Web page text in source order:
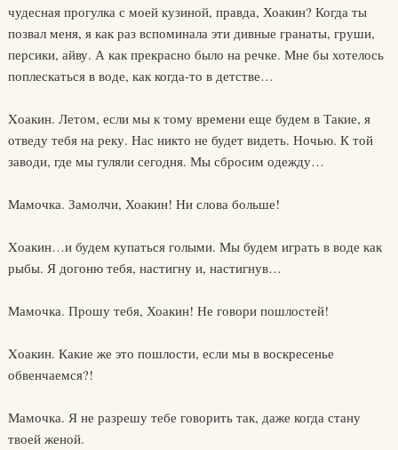
чудесная прогулка с моей кузиной, правда, Хоакин? Когда ты
позвал меня, я как раз вспоминала эти дивные гранаты, груши,
персики, айву. А как прекрасно было на речке. Мне бы хотелось
поплескаться в воде, как когда-то в детстве…
Xоакин. Летом, если мы к тому времени еще будем в Такие, я
отведу тебя на реку. Нас никто не будет видеть. Ночью. К той
заводи, где мы гуляли сегодня. Мы сбросим одежду…
Мамочка. Замолчи, Хоакин! Ни слова больше!
Xоакин…и будем купаться голыми. Мы будем играть в воде как
рыбы. Я догоню тебя, настигну и, настигнув…
Мамочка. Прошу тебя, Хоакин! Не говори пошлостей!
Xоакин. Какие же это пошлости, если мы в воскресенье
обвенчаемся?!
Мамочка. Я не разрешу тебе говорить так, даже когда стану
твоей женой.